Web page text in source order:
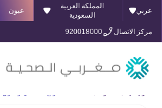
عربي
المملكة العربية
السعودية
عيون
مركز الاتصال
920018000